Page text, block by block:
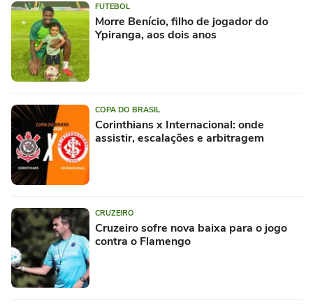
FUTEBOL
Morre Benício, filho de jogador do
Ypiranga, aos dois anos
COPA DO BRASIL
Corinthians x Internacional: onde
assistir, escalações e arbitragem
CRUZEIRO
Cruzeiro sofre nova baixa para o jogo
contra o Flamengo